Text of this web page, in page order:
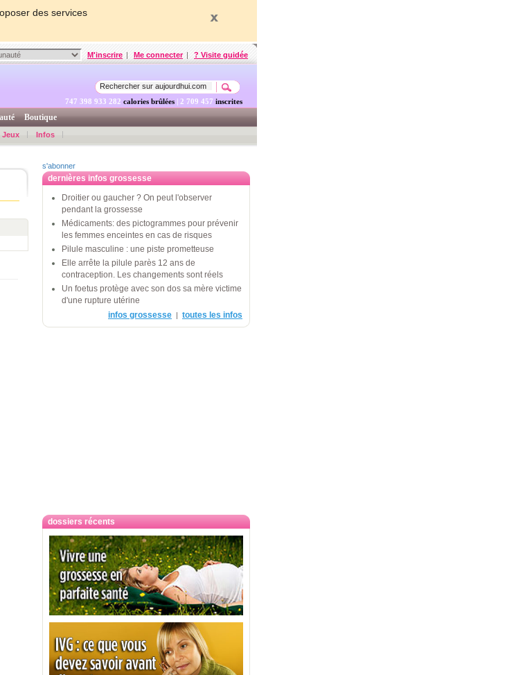
des services
M'inscrire | Me connecter | ? Visite guidée
747 398 933 931 calories brûlées | 2 709 457 inscrites
Boutique
Jeux Infos
s'abonner
dernières infos grossesse
Droitier ou gaucher ? On peut l'observer
pendant la grossesse
Médicaments: des pictogrammes pour prévenir
les femmes enceintes en cas de risques
Pilule masculine : une piste prometteuse
Elle arrête la pilule parès 12 ans de
contraception. Les changements sont réels
Un foetus protège avec son dos sa mère victime
d'une rupture utérine
infos grossesse | toutes les infos
dossiers récents